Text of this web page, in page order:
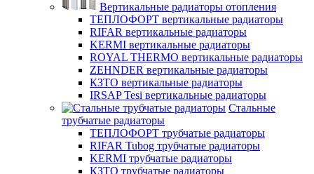
Вертикальные радиаторы отопления
ТЕПЛОФОРТ вертикальные радиаторы
RIFAR вертикальные радиаторы
KERMI вертикальные радиаторы
ROYAL THERMO вертикальные радиаторы
ZEHNDER вертикальные радиаторы
КЗТО вертикальные радиаторы
IRSAP Tesi вертикальные радиаторы
Стальные
трубчатые радиаторы
ТЕПЛОФОРТ трубчатые радиаторы
RIFAR Tubog трубчатые радиаторы
KERMI трубчатые радиаторы
КЗТО трубчатые радиаторы